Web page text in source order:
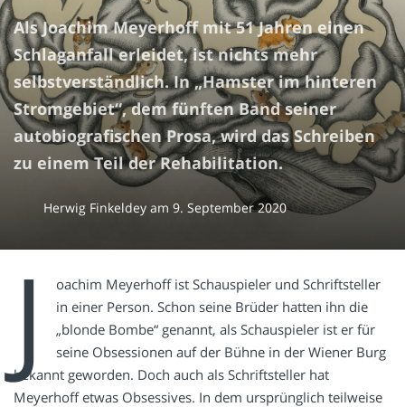
Als Joachim Meyerhoff mit 51 Jahren einen
Schlaganfall erleidet, ist nichts mehr
selbstverständlich. In „Hamster im hinteren
Stromgebiet“, dem fünften Band seiner
autobiografischen Prosa, wird das Schreiben
zu einem Teil der Rehabilitation.
Herwig Finkeldey am 9. September 2020
J
oachim Meyerhoff ist Schauspieler und Schriftsteller
in einer Person. Schon seine Brüder hatten ihn die
„blonde Bombe“ genannt, als Schauspieler ist er für
seine Obsessionen auf der Bühne in der Wiener Burg
bekannt geworden. Doch auch als Schriftsteller hat
Meyerhoff etwas Obsessives. In dem ursprünglich teilweise